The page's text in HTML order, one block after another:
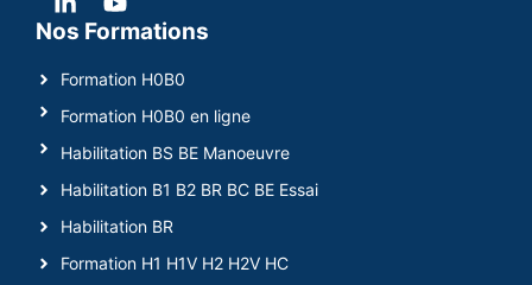
Nos Formations
Formation H0B0
Formation H0B0 en ligne
Habilitation BS BE Manoeuvre
Habilitation B1 B2 BR BC BE Essai
Habilitation BR
Formation H1 H1V H2 H2V HC